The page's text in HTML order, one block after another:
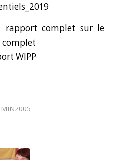
rapport complet sur le
complet
WIPP